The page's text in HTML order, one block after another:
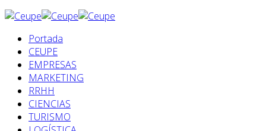
Portada
CEUPE
EMPRESAS
MARKETING
RRHH
CIENCIAS
TURISMO